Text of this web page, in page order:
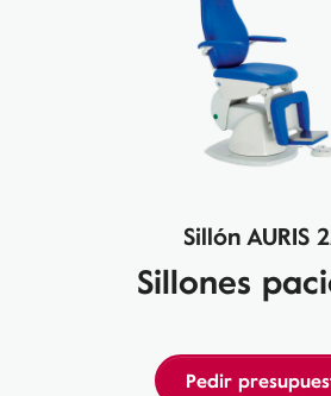
Sillón AURIS
Sillones
Pedir